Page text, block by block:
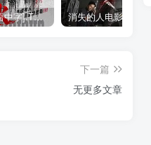
火遮眼[国语中字].The.Furious.2026.1080p+2160p高清下载
下一篇
无更多文章